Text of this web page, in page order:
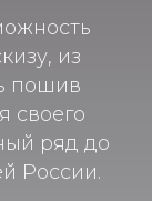
из
пошив
своего
ряд до
России.